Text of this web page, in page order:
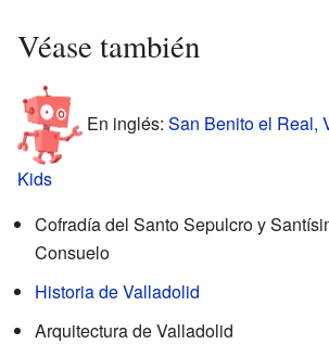
Véase también
En inglés: San Benito el Real,
Kids
Cofradía del Santo Sepulcro y
Consuelo
Historia de Valladolid
Arquitectura de Valladolid